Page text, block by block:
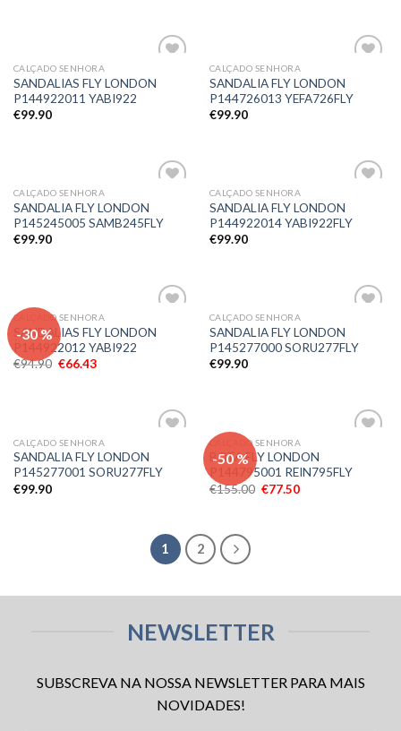
aos meus
CALÇADO SENHORA
SANDALIAS FLY LONDON
P144922011 YABI922
€99.90
aos meus
desejos
CALÇADO SENHORA
SANDALIA FLY LONDON
P144726013 YEFA726FLY
€99.90
aos meus
desejos
CALÇADO SENHORA
SANDALIA FLY LONDON
P145245005 SAMB245FLY
€99.90
aos meus
desejos
CALÇADO SENHORA
SANDALIA FLY LONDON
P144922014 YABI922FLY
€99.90
-30 %
aos meus
CALÇADO SENHORA
SANDALIAS FLY LONDON
P144922012 YABI922
€94.90 €66.43
aos meus
desejos
CALÇADO SENHORA
SANDALIA FLY LONDON
P145277000 SORU277FLY
€99.90
aos meus
desejos
CALÇADO SENHORA
SANDALIA FLY LONDON
P145277001 SORU277FLY
€99.90
-50 %
desejos
CALÇADO SENHORA
BOTA FLY LONDON
P144795001 REIN795FLY
€155.00 €77.50
1 2
NEWSLETTER
SUBSCREVA NA NOSSA NEWSLETTER PARA MAIS
NOVIDADES!